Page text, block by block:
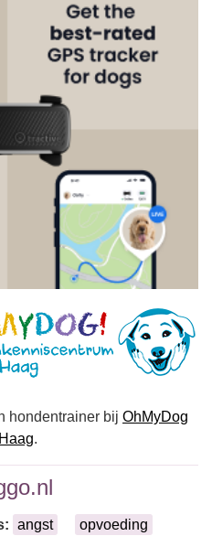
hondentrainer bij OhMyDog
.
angst opvoeding